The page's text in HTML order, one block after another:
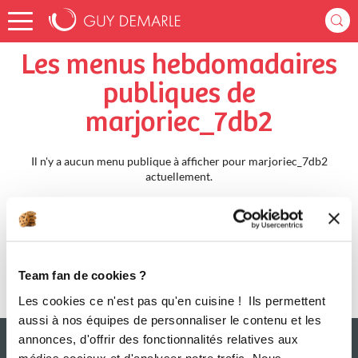
Team fan de cookies ?
Les cookies ce n'est pas qu'en cuisine ! Ils permettent
aussi à nos équipes de personnaliser le contenu et les
annonces, d'offrir des fonctionnalités relatives aux
Accueil marjoriec_7db2
Les menus hebdomadaires
publiques de
marjoriec_7db2
Il n'y a aucun menu publique à afficher pour marjoriec_7db2
actuellement.